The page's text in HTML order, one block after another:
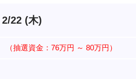
22 (木)
（抽選資金：76万円 ～ 80万円）